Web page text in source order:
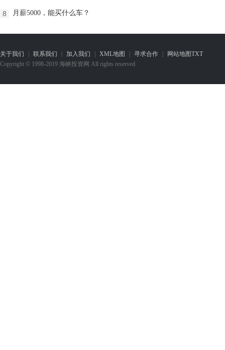
8 月薪5000，能买什么车？
关于我们 联系我们 加入我们 XML地图 寻求合作 网站地图TXT
Copyright © 1998-2019 海峡投资网 All rights reserved.